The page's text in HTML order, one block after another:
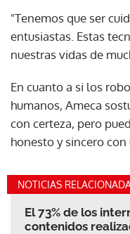
"Tenemos que ser
entusiastas. Estas
nuestras vidas de
En cuanto a si los
humanos, Ameca
con certeza, pero
honesto y sincero con
NOTICIAS
El 73% de los
contenidos